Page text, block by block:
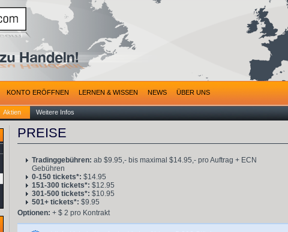
KONTO ERÖFFNEN LERNEN & WISSEN NEWS ÜBER UNS
Aktien Weitere Infos
PREISE
Tradinggebühren: ab $9.95,- bis maximal $14.95,- pro Auftrag + ECN
Gebühren
0-150 tickets*: $14.95
151-300 tickets*: $12.95
301-500 tickets*: $10.95
501+ tickets*: $9.95
Optionen: + $ 2 pro Kontrakt